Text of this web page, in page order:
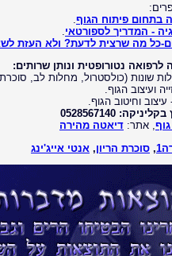
בתחום פיתוח הגוף
- המדריך לספורטאי
כל מה שרצית לדעת? ולא העזת
לרפואה נטורופטית ונותן שרותים:
שונות (כולסטרול, מחלות לב,
ועיצוב הגוף.
וחיטוב הגוף.
0528567140
, אתר: דיאטה מהירה
, סוכרת הריון, אנטי אייג'ינג